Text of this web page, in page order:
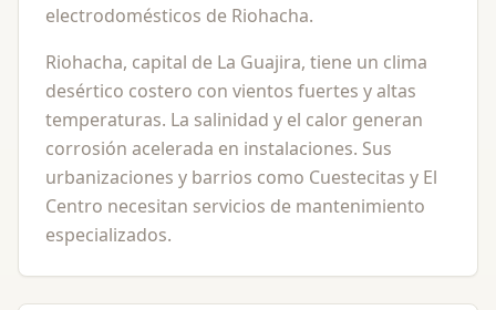
electrodomésticos de Riohacha.
Riohacha, capital de La Guajira, tiene un clima
desértico costero con vientos fuertes y altas
temperaturas. La salinidad y el calor generan
corrosión acelerada en instalaciones. Sus
urbanizaciones y barrios como Cuestecitas y El
Centro necesitan servicios de mantenimiento
especializados.